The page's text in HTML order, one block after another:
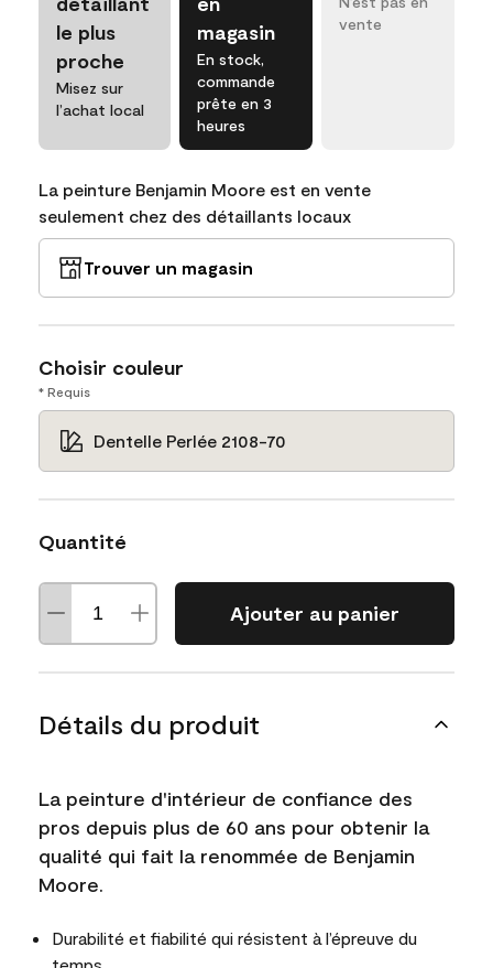
le plus
proche
Misez sur
l’achat local
magasin
En stock,
commande
prête en 3
heures
vente
La peinture Benjamin Moore est en vente
seulement chez des détaillants locaux
Trouver un magasin
Choisir couleur
* Requis
Dentelle Perlée 2108-70
Quantité
Ajouter au panier
Détails du produit
La peinture d'intérieur de confiance des
pros depuis plus de 60 ans pour obtenir la
qualité qui fait la renommée de Benjamin
Moore.
Durabilité et fiabilité qui résistent à l’épreuve du
temps